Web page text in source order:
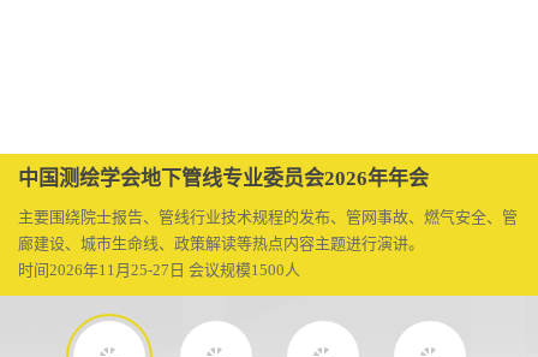
中国测绘学会地下管线专业委员会2026年年会
主要围绕院士报告、管线行业技术规程的发布、管网事故、燃气安全、管
廊建设、城市生命线、政策解读等热点内容主题进行演讲。
时间2026年11月25-27日 会议规模1500人